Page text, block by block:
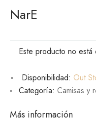
NarE
Este producto no
Disponibilidad: Out
Categoría: Camisas y
Más información